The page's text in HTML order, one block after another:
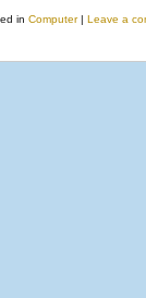
in Computer | Leave a